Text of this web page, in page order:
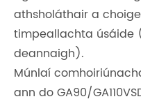
athsholáthair a
timpeallachta úsáide
deannaigh).
Múnlaí
ann do GA90/